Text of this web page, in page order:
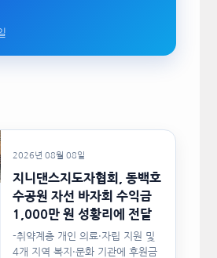
2026년 08월 08일
지니댄스지도자협회, 동백호
수공원 자선 바자회 수익금
1,000만 원 성황리에 전달
-취약계층 개인 의료·자립 지원 및
4개 지역 복지·문화 기관에 후원금